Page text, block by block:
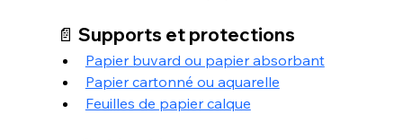
📄 Supports et protections
Papier buvard ou papier absorbant
Papier cartonné ou aquarelle
Feuilles de papier calque